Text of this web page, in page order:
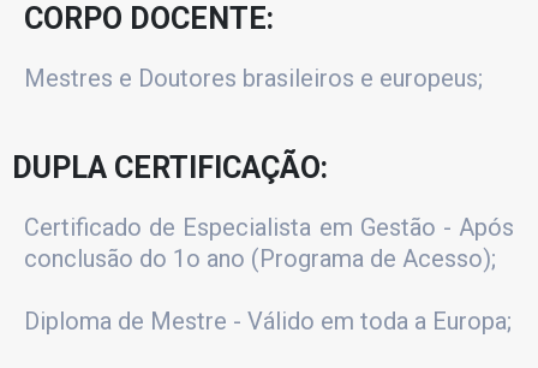
CORPO DOCENTE:
Mestres e Doutores brasileiros e europeus;
DUPLA CERTIFICAÇÃO:
Certificado de Especialista em Gestão - Após
conclusão do 1o ano (Programa de Acesso);
Diploma de Mestre - Válido em toda a Europa;